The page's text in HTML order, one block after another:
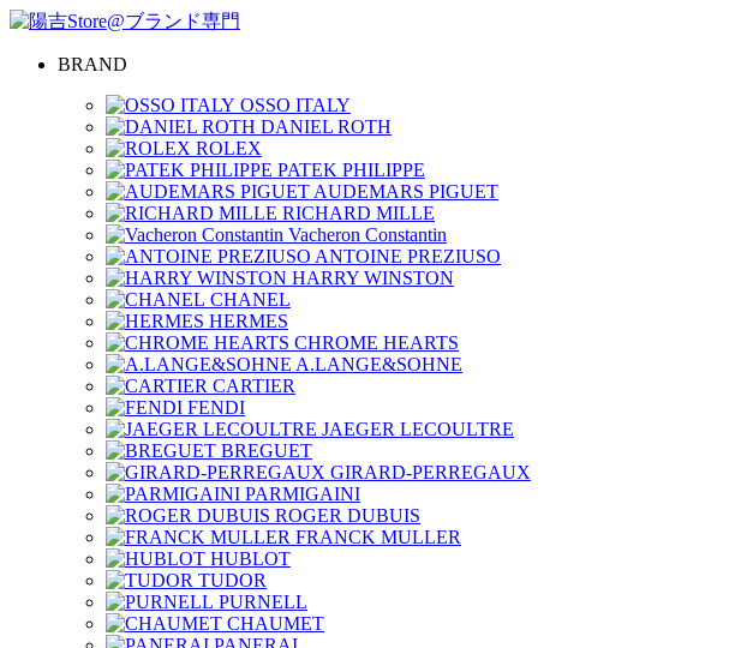
BRAND
OSSO ITALY
DANIEL ROTH
ROLEX
PATEK PHILIPPE
AUDEMARS PIGUET
RICHARD MILLE
Vacheron Constantin
ANTOINE PREZIUSO
HARRY WINSTON
CHANEL
HERMES
CHROME HEARTS
A.LANGE&SOHNE
CARTIER
FENDI
JAEGER LECOULTRE
BREGUET
GIRARD-PERREGAUX
PARMIGAINI
ROGER DUBUIS
FRANCK MULLER
HUBLOT
TUDOR
PURNELL
CHAUMET